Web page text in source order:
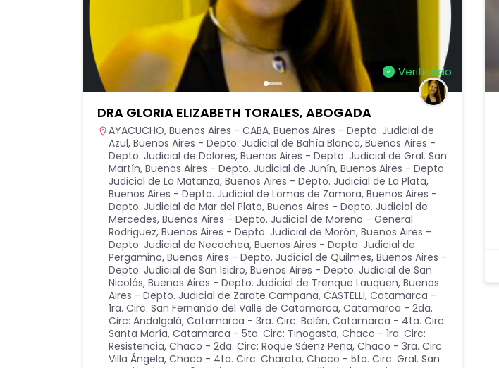
Verificado
DRA GLORIA ELIZABETH TORALES, ABOGADA
AYACUCHO, Buenos Aires - CABA, Buenos Aires - Depto. Judicial de
Azul, Buenos Aires - Depto. Judicial de Bahía Blanca, Buenos Aires -
Depto. Judicial de Dolores, Buenos Aires - Depto. Judicial de Gral. San
Martín, Buenos Aires - Depto. Judicial de Junín, Buenos Aires - Depto.
Judicial de La Matanza, Buenos Aires - Depto. Judicial de La Plata,
Buenos Aires - Depto. Judicial de Lomas de Zamora, Buenos Aires -
Depto. Judicial de Mar del Plata, Buenos Aires - Depto. Judicial de
Mercedes, Buenos Aires - Depto. Judicial de Moreno - General
Rodriguez, Buenos Aires - Depto. Judicial de Morón, Buenos Aires -
Depto. Judicial de Necochea, Buenos Aires - Depto. Judicial de
Pergamino, Buenos Aires - Depto. Judicial de Quilmes, Buenos Aires -
Depto. Judicial de San Isidro, Buenos Aires - Depto. Judicial de San
Nicolás, Buenos Aires - Depto. Judicial de Trenque Lauquen, Buenos
Aires - Depto. Judicial de Zarate Campana, CASTELLI, Catamarca -
1ra. Circ: San Fernando del Valle de Catamarca, Catamarca - 2da.
Circ: Andalgalá, Catamarca - 3ra. Circ: Belén, Catamarca - 4ta. Circ:
Santa María, Catamarca - 5ta. Circ: Tinogasta, Chaco - 1ra. Circ:
Resistencia, Chaco - 2da. Circ: Roque Sáenz Peña, Chaco - 3ra. Circ:
Villa Ángela, Chaco - 4ta. Circ: Charata, Chaco - 5ta. Circ: Gral. San